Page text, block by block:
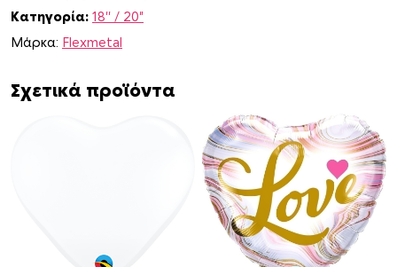
Κατηγορία: 18'' / 20"
Μάρκα: Flexmetal
Σχετικά προϊόντα